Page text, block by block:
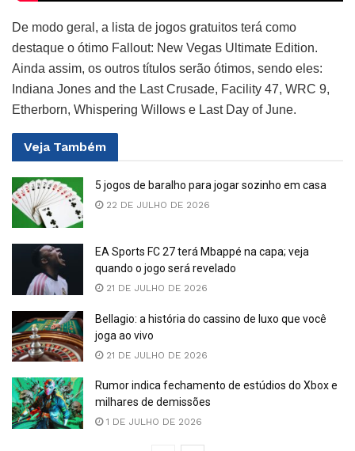
De modo geral, a lista de jogos gratuitos terá como
destaque o ótimo Fallout: New Vegas Ultimate Edition.
Ainda assim, os outros títulos serão ótimos, sendo eles:
Indiana Jones and the Last Crusade, Facility 47, WRC 9,
Etherborn, Whispering Willows e Last Day of June.
Veja Também
5 jogos de baralho para jogar sozinho em casa
22 DE JULHO DE 2026
EA Sports FC 27 terá Mbappé na capa; veja
quando o jogo será revelado
21 DE JULHO DE 2026
Bellagio: a história do cassino de luxo que você
joga ao vivo
21 DE JULHO DE 2026
Rumor indica fechamento de estúdios do Xbox e
milhares de demissões
1 DE JULHO DE 2026